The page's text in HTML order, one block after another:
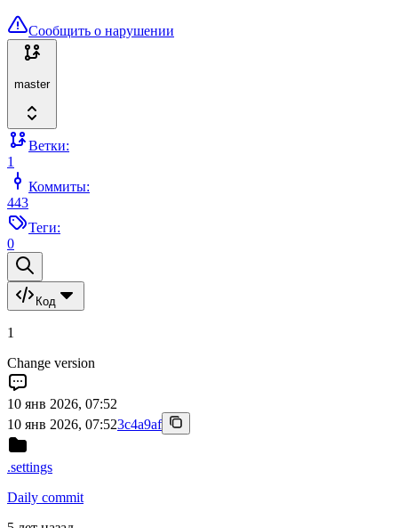
Сообщить о нарушении
master
Ветки:
1
Коммиты:
443
Теги:
0
Код
1
Change version
10 янв 2026, 07:52
10 янв 2026, 07:523c4a9af
.settings
Daily commit